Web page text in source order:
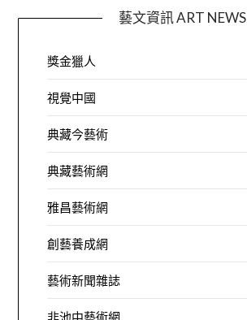
藝文資訊 ART NEWS
獎金獵人
視覺中國
典藏今藝術
典藏藝術網
雅昌藝術網
創藝養成網
藝術新聞雜誌